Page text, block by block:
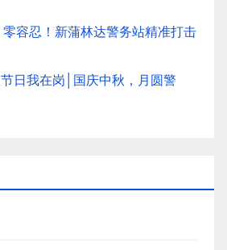
零容忍！新蒲林达警务站精准打击
节日我在岗│国庆中秋，月圆警